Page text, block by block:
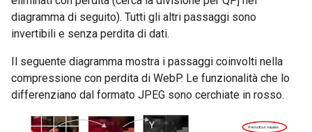
diagramma di seguito). Tutti gli altri passaggi sono
invertibili e senza perdita di dati.
Il seguente diagramma mostra i passaggi coinvolti nella
compressione con perdita di WebP. Le funzionalità che lo
differenziano dal formato JPEG sono cerchiate in rosso.